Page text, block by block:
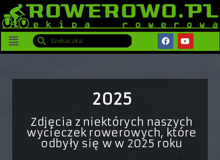
2025
Zdjęcia z niektórych naszych
wycieczek rowerowych, które
odbyły się w w 2025 roku